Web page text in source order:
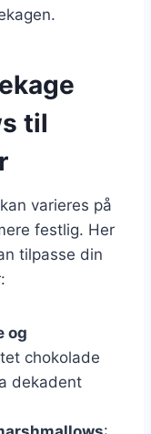
til
varieres på
festlig. Her
tilpasse din
og
chokolade
dekadent